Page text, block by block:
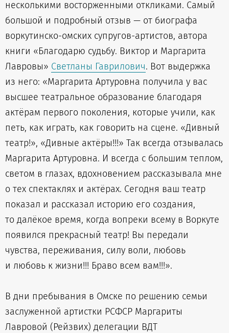
несколькими восторженными откликами. Самый
большой и подробный отзыв — от биографа
воркутинско-омских супругов-артистов, автора
книги «Благодарю судьбу. Виктор и Маргарита
Лавровы» Светланы Гаврилович. Вот выдержка
из него: «Маргарита Артуровна получила у вас
высшее театральное образование благодаря
актёрам первого поколения, которые учили, как
петь, как играть, как говорить на сцене. «Дивный
театр!», «Дивные актёры!!!» Так всегда отзывалась
Маргарита Артуровна. И всегда с большим теплом,
светом в глазах, вдохновением рассказывала мне
о тех спектаклях и актёрах. Сегодня ваш театр
показал и рассказал историю его создания,
то далёкое время, когда вопреки всему в Воркуте
появился прекрасный театр! Вы передали
чувства, переживания, силу воли, любовь
и любовь к жизни!!! Браво всем вам!!!».
В дни пребывания в Омске по решению семьи
заслуженной артистки РСФСР Маргариты
Лавровой (Рейзвих) делегации ВДТ